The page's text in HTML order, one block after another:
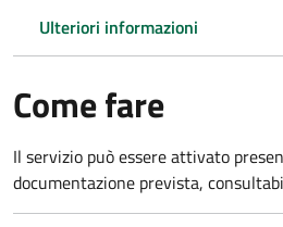
Ulteriori informazioni
Come fare
Il servizio può essere attivato
documentazione prevista,